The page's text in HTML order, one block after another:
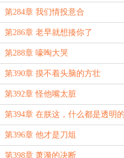
第284章 我们情投意合
第286章 老早就想揍你了
第288章 嚎啕大哭
第390章 摸不着头脑的方壮
第392章 怪他嘴太脏
第394章 在朕这，什么都是透明的
第396章 他才是刀俎
第398章 萧漪的决断